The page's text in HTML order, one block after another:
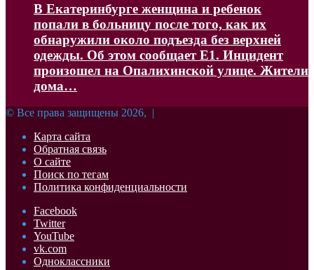
В Екатеринбурге женщина и ребенок
попали в больницу после того, как их
обнаружили около подъезда без верхней
одежды. Об этом сообщает Е1. Инцидент
произошел на Опалихинской улице. Жители
дома…
© Все права защищены 2026, |
Карта сайта
Обратная связь
О сайте
Поиск по тегам
Политика конфиденциальности
Facebook
Twitter
YouTube
vk.com
Одноклассники